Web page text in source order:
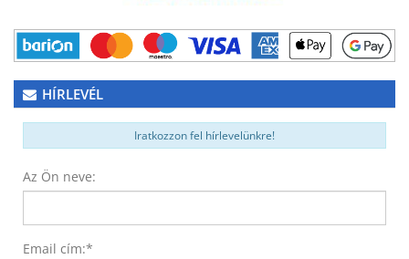
HÍRLEVÉL
Iratkozzon fel hírlevelünkre!
Az Ön neve:
Email cím:*